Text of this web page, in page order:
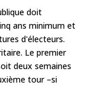
doit
ans minimum et
d'électeurs.
Le premier
deux semaines
tour –si